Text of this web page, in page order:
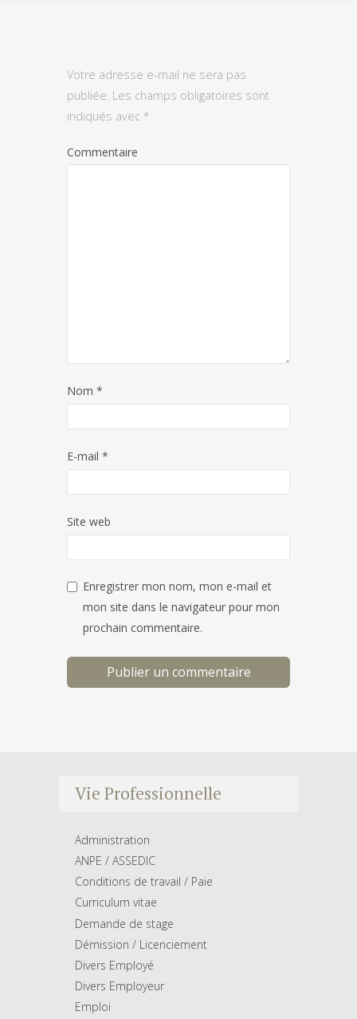
Votre adresse e-mail ne sera pas
publiée. Les champs obligatoires sont
indiqués avec *
Commentaire
Nom *
E-mail *
Site web
Enregistrer mon nom, mon e-mail et
mon site dans le navigateur pour mon
prochain commentaire.
Vie Professionnelle
Administration
ANPE / ASSEDIC
Conditions de travail / Paie
Curriculum vitae
Demande de stage
Démission / Licenciement
Divers Employé
Divers Employeur
Emploi